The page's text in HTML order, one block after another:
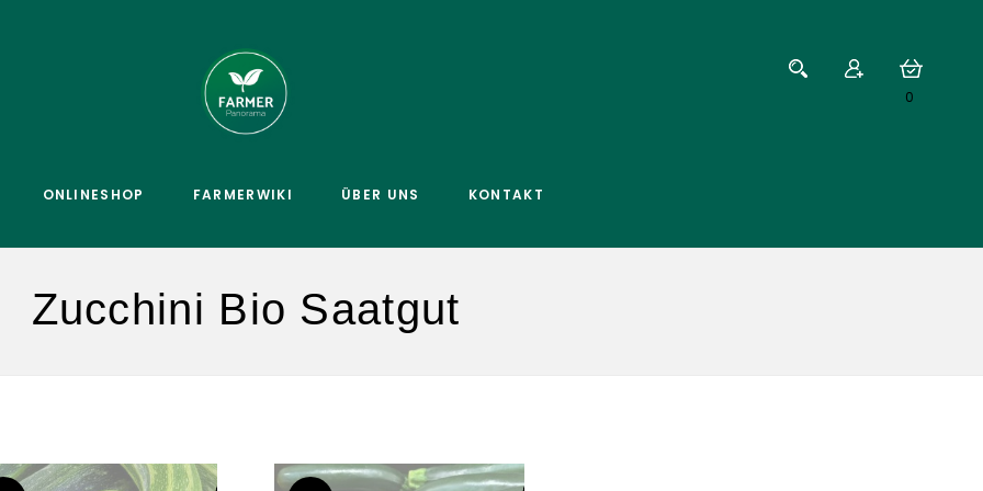
0
ONLINESHOP FARMERWIKI ÜBER UNS KONTAKT
Zucchini Bio Saatgut